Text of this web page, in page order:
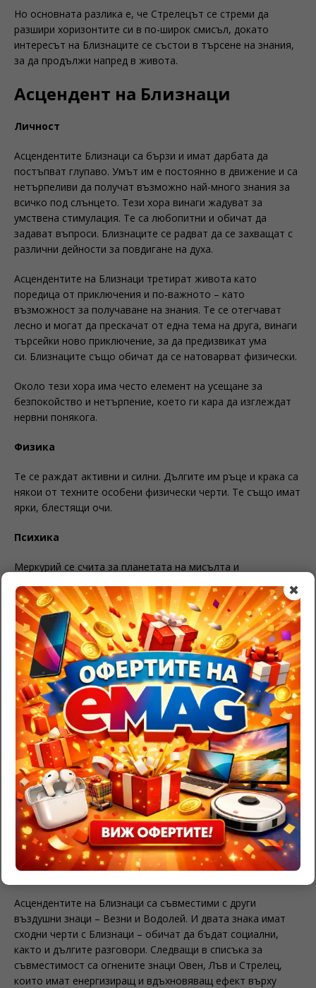
✖
Но основната разлика е, че Стрелецът се стреми да
разшири хоризонтите си в по-широк смисъл, докато
интересът на Близнаците се състои в търсене на знания,
за да продължи напред в живота.
Асцендент на Близнаци
Личност
Асцендентите Близнаци са бързи и имат дарбата да
постъпват глупаво. Умът им е постоянно в движение и са
нетърпеливи да получат възможно най-много знания за
всичко под слънцето. Тези хора винаги жадуват за
умствена стимулация. Те са любопитни и обичат да
задават въпроси. Близнаците се радват да се захващат с
различни дейности за повдигане на духа.
Асцендентите на Близнаци третират живота като
поредица от приключения и по-важното – като
възможност за получаване на знания. Те се отегчават
лесно и могат да прескачат от една тема на друга, винаги
търсейки ново приключение, за да предизвикат ума
си. Близнаците също обичат да се натоварват физически.
Около тези хора има често елемент на усещане за
безпокойство и нетърпение, което ги кара да изглеждат
нервни понякога.
Физика
Те се раждат активни и силни. Дългите им ръце и крака са
някои от техните особени физически черти. Те също имат
ярки, блестящи очи.
Психика
Меркурий се счита за планетата на мисълта и
комуникацията. Умът на Близнаци винаги е активен, дори
когато е в покой. Това е тяхното вътрешно
безпокойство, което кара ума им да тик-така през цялото
време.
Меркурий, владетелят на Близнаци, ги прави
умни. Родените в Близнаци обичат да учат, да създават
идеи, да измислят и да намират решения на
проблемите. Те трябва да бъдат ангажирани постоянно,
дори ако това е просто среща с някой, с когото да
говорят.
Любов
Те могат да бъдат много социални и флиртуващи
индивиди. Могат да са много импулсивни и е доста трудно
да предскажете как ще постъпят в ситуациите. Изисква се
истински чар и интелект, за да се доближите дозодия
Близнаци. Те искат смислени отношения, изпълнени с
много въображение и интелигентни разговори.
Асцендентите на Близнаци са съвместими с други
въздушни знаци – Везни и Водолей. И двата знака имат
сходни черти с Близнаци – обичат да бъдат социални,
както и дългите разговори. Следващи в списъка за
съвместимост са огнените знаци Овен, Лъв и Стрелец,
които имат енергизиращ и вдъхновяващ ефект върху